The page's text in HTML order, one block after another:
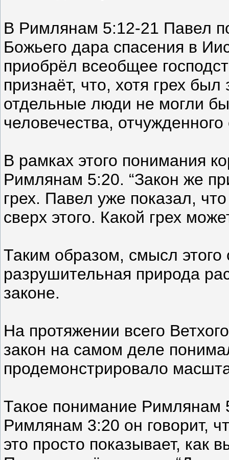
В Римлянам 5:12-21 Павел
Божьего дара спасения в
приобрёл всеобщее
признаёт, что, хотя грех
отдельные люди не могли
человечества,
В рамках этого понимания
Римлянам 5:20. “Закон же
грех. Павел уже показал,
сверх этого. Какой грех
Таким образом, смысл этого
разрушительная природа
законе.
На протяжении всего
закон на самом деле
продемонстрировало
Такое понимание Римлянам
Римлянам 3:20 он говорит,
это просто показывает, как